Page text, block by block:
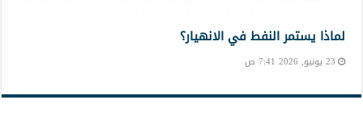
لماذا يستمر النفط في الانهيار؟
23 يونيو, 2026 7:41 ص